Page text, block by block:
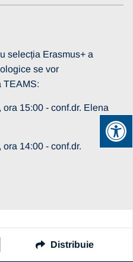
selecția Erasmus+ a
se vor
TEAMS:
15:00 - conf.dr. Elena
14:00 - conf.dr.
Distribuie